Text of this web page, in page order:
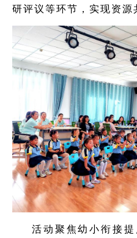
研评议等环节，实现资源
活动聚焦幼小衔接提